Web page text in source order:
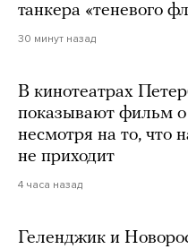
танкера «теневого
30 минут назад
В кинотеатрах
показывают фильм
несмотря на то, что
не приходит
4 часа назад
Геленджик и